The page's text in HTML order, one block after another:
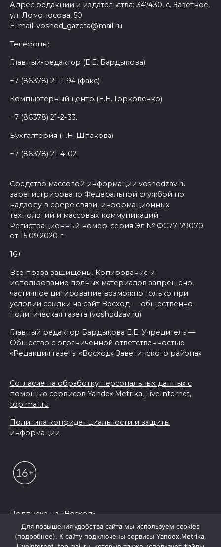
Адрес редакции и издательства: 347430, с. Заветное,
ул. Ломоносова, 50
E-mail: voshod_gazeta@mail.ru
Телефоны:
Главный-редактор (Е.Е. Бардыкова)
+7 (86378) 21-1-94 (факс)
Компьютерный центр (Е.Н. Горковенко)
+7 (86378) 21-2-33.
Бухгалтерия (Г.Н. Шпакова)
+7 (86378) 21-4-02.
Средство массовой информации voshodzav.ru
зарегистрировано Федеральной службой по
надзору в сфере связи, информационных
технологий и массовых коммуникаций.
Регистрационный номер: серия Эл № ФС77-79070
от 15.09.2020 г.
16+
Все права защищены. Копирование и
использование полных материалов запрещено,
частичное цитирование возможно только при
условии ссылки на сайт Восход — общественно-
политическая газета (voshodzav.ru)
Главный редактор Бардыкова Е.Е. Учредитель —
Общество с ограниченной ответственностью
«Редакция газеты «Восход» Заветинского района»
Согласие на обработку персональных данных с
помощью сервисов Yandex.Metrika, LiveInternet,
top.mail.ru
Политика конфиденциальности и защиты
информации
Подписка на «Восход»
Для повышения удобства сайта мы используем cookies
(подробнее). К сайту подключены сервисы Yandex.Metrika,